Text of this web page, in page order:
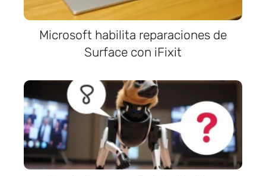
Microsoft habilita reparaciones de
Surface con iFixit